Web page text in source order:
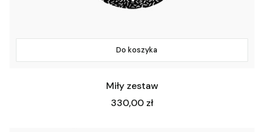
Do koszyka
Miły zestaw
Cena
330,00 zł